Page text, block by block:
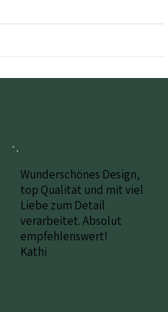
Wunderschönes Design,
top Qualität und mit viel
Liebe zum Detail
verarbeitet. Absolut
empfehlenswert!
Kathi